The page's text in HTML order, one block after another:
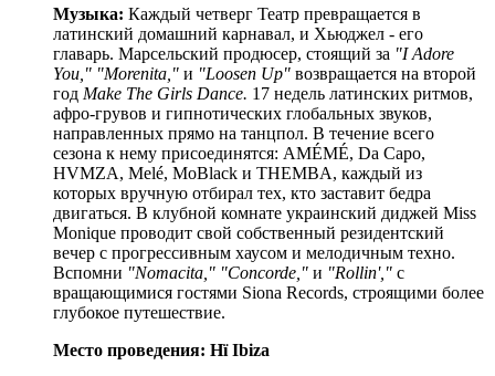
Музыка: Каждый четверг Театр превращается в
латинский домашний карнавал, и Хьюджел - его
главарь. Марсельский продюсер, стоящий за "I Adore
You," "Morenita," и "Loosen Up" возвращается на второй
год Make The Girls Dance. 17 недель латинских ритмов,
афро-грувов и гипнотических глобальных звуков,
направленных прямо на танцпол. В течение всего
сезона к нему присоединятся: AMÉMÉ, Da Capo,
HVMZA, Melé, MoBlack и THEMBA, каждый из
которых вручную отбирал тех, кто заставит бедра
двигаться. В клубной комнате украинский диджей Miss
Monique проводит свой собственный резидентский
вечер с прогрессивным хаусом и мелодичным техно.
Вспомни "Nomacita," "Concorde," и "Rollin'," с
вращающимися гостями Siona Records, строящими более
глубокое путешествие.
Место проведения: Hï Ibiza